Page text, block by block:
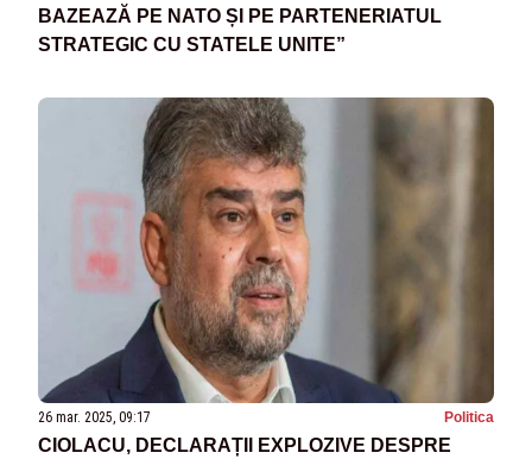
BAZEAZĂ PE NATO ȘI PE PARTENERIATUL
STRATEGIC CU STATELE UNITE”
26 mar. 2025, 09:17 Politica
CIOLACU, DECLARAȚII EXPLOZIVE DESPRE